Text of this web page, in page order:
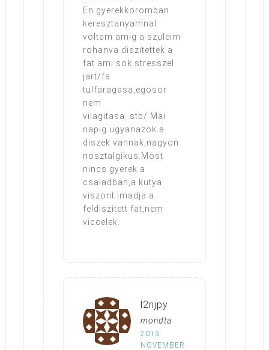
En gyerekkoromban
keresztanyamnal
voltam amig a szuleim
rohanva diszitettek a
fat ami sok stresszel
jart/fa
tulfaragasa,egosor
nem
vilagitasa..stb/.Mai
napig ugyanazok a
diszek vannak,nagyon
nosztalgikus.Most
nincs gyerek a
csaladban,a kutya
viszont imadja a
feldiszitett fat,nem
viccelek.
l2njpy
mondta
2013.
NOVEMBER